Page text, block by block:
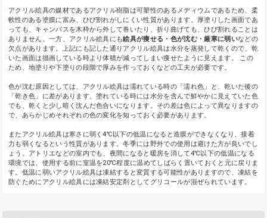
アクリル絵具の媒材であるアクリル樹脂は可塑性のあるメディウムであるため、柔
軟性のある塗膜に富み、ひび割れがしにくい性質があります。厚塗りした画面であ
っても、キャンバスを木枠から外して巻いたり、折り曲げても、ひび割れることは
ありません。一方、アクリル絵具にも絵具が痩せる・色が沈む・厳寒に弱いなどの
欠点があります。上記にも記した通りアクリル絵具は水分を蒸発して乾くので、乾
いた画面は描画している時より体積が減ってしまい痩せたように見えます。 この
ため、地塗りや下塗りの段階で厚みを作っておくなどの工夫が必要です。
色が沈む原因としては、アクリル絵具は濡れている時の「濡れ色」と、乾いた後の
「乾き色」に差があります。塗れている時には水分を含んで鮮やかに見えていた色
でも、乾くと少し暗く沈んだ色合いになります。その差は色によって異なりますの
で、あらかじめそれぞれの色の変化を知っておく必要があります。
またアクリル絵具は寒さに弱く4℃以下の低温になると造膜ができなくなり、接着
力も弱くなるという性質があります。冬季には野外での使用は避けた方が良いでし
ょう。アトリエなどの室内でも、夜間になると暖房を消して4℃以下の低温になる
環境では、使用する前に室温を20℃程度に温めてしばらく置いておくと元に戻りま
す。低温に弱いアクリル絵具は凍結すると変質する可能性がありますので、凍結を
防ぐためにアクリル絵具には凍結安定剤としてグリコールが混ぜられています。